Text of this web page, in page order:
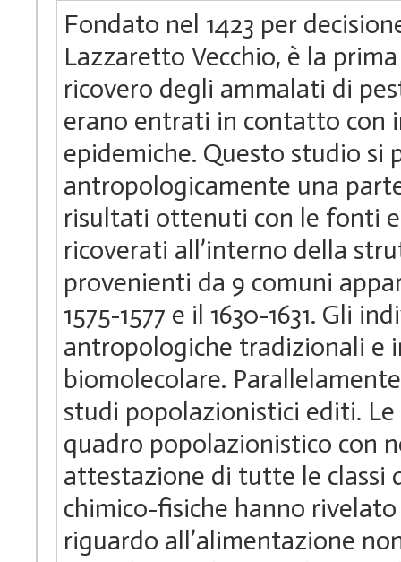
Fondato nel 1423 per
Lazzaretto Vecchio, è la
ricovero degli ammalati di
erano entrati in contatto con
epidemiche. Questo studio
antropologicamente una
risultati ottenuti con le fonti
ricoverati all’interno della
provenienti da 9 comuni
1575-1577 e il 1630-1631. Gli
antropologiche tradizionali e
biomolecolare.
studi popolazionistici editi.
quadro popolazionistico con
attestazione di tutte le classi
chimico-fisiche hanno
riguardo all’alimentazione